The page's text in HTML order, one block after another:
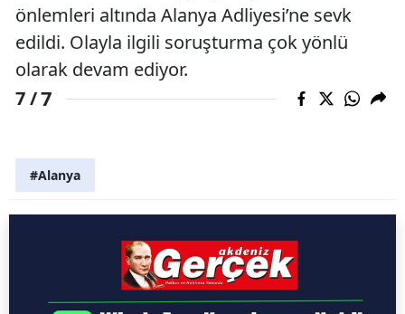
önlemleri altında Alanya Adliyesi’ne sevk
edildi. Olayla ilgili soruşturma çok yönlü
olarak devam ediyor.
7 /7
#Alanya